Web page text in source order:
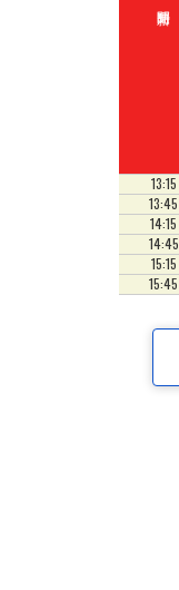
13:15
13:45
14:15
14:45
15:15
15:45